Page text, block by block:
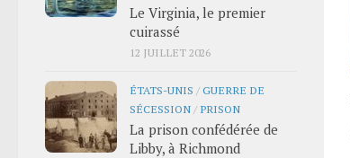
Le Virginia, le premier
cuirassé
12 JUILLET 2026
ÉTATS-UNIS /GUERRE DE
SÉCESSION / PRISON
La prison confédérée de
Libby, à Richmond